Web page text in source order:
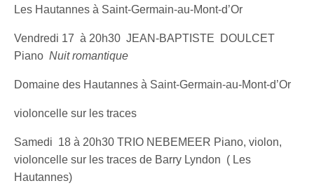
Les Hautannes à Saint-Germain-au-Mont-d’Or
Vendredi 17 à 20h30 JEAN-BAPTISTE DOULCET
PianoNuit romantique
Domaine des Hautannes à Saint-Germain-au-Mont-d’Or
violoncelle sur les traces
Samedi 18 à 20h30 TRIO NEBEMEER Piano, violon,
violoncelle sur les traces de Barry Lyndon ( Les
Hautannes)